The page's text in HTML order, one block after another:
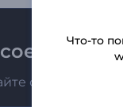
о последних
Что-то